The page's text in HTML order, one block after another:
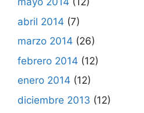
abril 2014 (7)
marzo 2014 (26)
febrero 2014 (12)
enero 2014 (12)
diciembre 2013 (12)